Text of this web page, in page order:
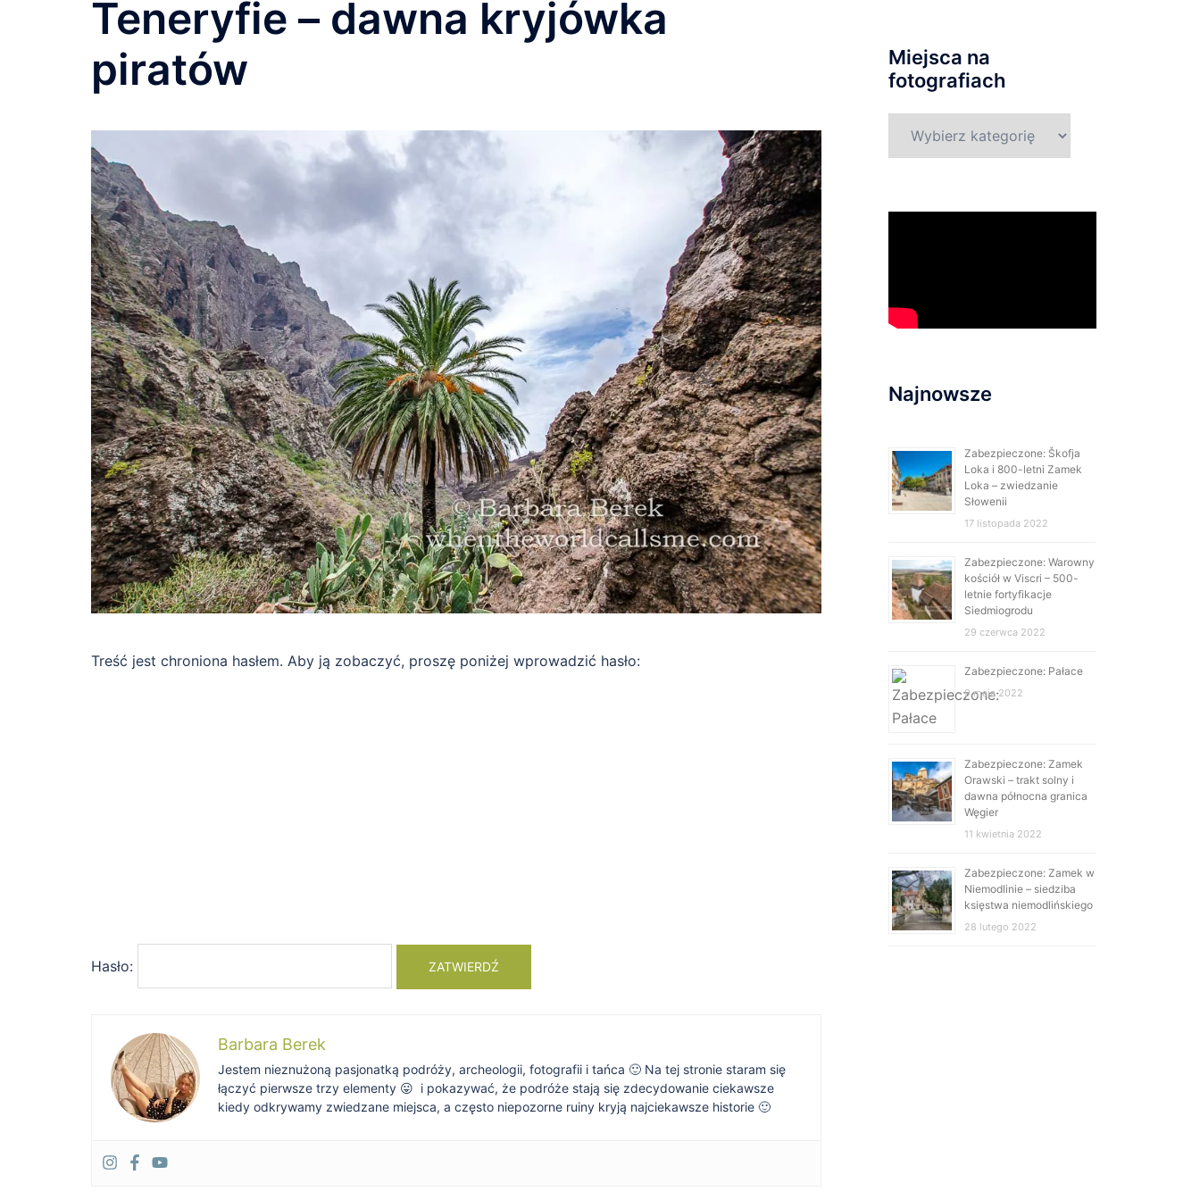
Teneryfie – dawna kryjówka
piratów
Treść jest chroniona hasłem. Aby ją zobaczyć, proszę poniżej wprowadzić hasło:
Hasło:
Barbara Berek
Jestem nieznużoną pasjonatką podróży, archeologii, fotografii i tańca 🙂 Na tej stronie staram się
łączyć pierwsze trzy elementy 😛 i pokazywać, że podróże stają się zdecydowanie ciekawsze
kiedy odkrywamy zwiedzane miejsca, a często niepozorne ruiny kryją najciekawsze historie 🙂
Miejsca na
fotografiach
Najnowsze
Zabezpieczone: Škofja
Loka i 800-letni Zamek
Loka – zwiedzanie
Słowenii
17 listopada 2022
Zabezpieczone: Warowny
kościół w Viscri – 500-
letnie fortyfikacje
Siedmiogrodu
29 czerwca 2022
Zabezpieczone: Pałace
9 maja 2022
Zabezpieczone: Zamek
Orawski – trakt solny i
dawna północna granica
Węgier
11 kwietnia 2022
Zabezpieczone: Zamek w
Niemodlinie – siedziba
księstwa niemodlińskiego
28 lutego 2022